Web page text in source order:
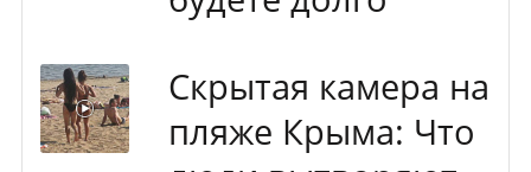
Скрытая камера на
пляже Крыма: Что